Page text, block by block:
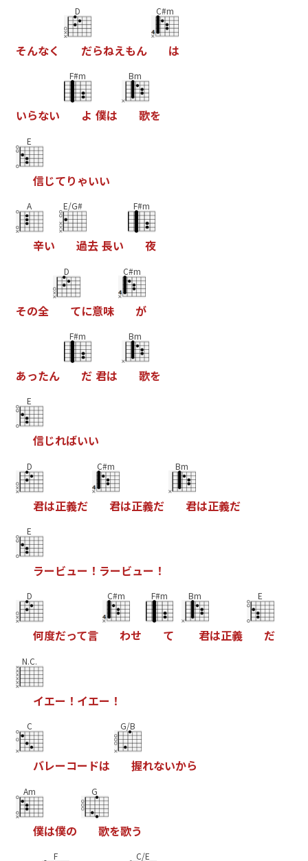
そんなく
D
だらねえもん
C#m
は
いらない
F#m
よ 僕は
Bm
歌を
E
信じてり ゃいい
A
辛い
E/G#
過去 長い
F#m
夜
その全
D
てに意味
C#m
が
あったん
F#m
だ 君は
Bm
歌を
E
信じればいい
D
君は正義だ
C#m
君は正義だ
Bm
君は正義だ
E
ラービュー ！ ラービュー ！
D
何度だって言
C#m
わせ
F#m
て
Bm
君は正義
E
だ
N.C.
イエー ！ イエー ！
C
バレーコー ドは
G/B
握れないから
Am
僕は僕の
G
歌を歌う
F C/E